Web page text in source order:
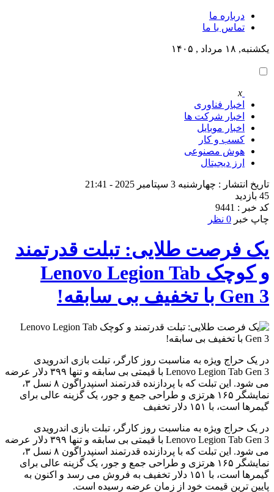
درباره ما
تماس با ما
یکشنبه, ۱۸ مرداد , ۱۴۰۵
x
اخبار فناوری
اخبار شرکت ها
اخبار موبایل
کسب و کار
هوش مصنوعی
ارز دیجیتال
تاریخ انتشار : چهارشنبه 3 سپتامبر 2025 - 21:41
45 بازدید
کد خبر : 9441
چاپ خبر 0 نظر
یک فرصت طلایی: تبلت قدرتمند
و کوچک Lenovo Legion Tab
Gen 3 با تخفیف بی سابقه!
در یک حراج ویژه به مناسبت روز کارگر، تبلت بازی اندرویدی
Lenovo Legion Tab Gen 3 با قیمتی بی سابقه و تنها ۳۹۹ دلار عرضه
می شود. این تبلت که با پردازنده قدرتمند اسنپدراگون ۸ نسل ۳،
نمایشگر ۱۶۵ هرتزی و طراحی جمع و جور، یک گزینه عالی برای
گیمرها است، با ۱۵۱ دلار تخفیف
در یک حراج ویژه به مناسبت روز کارگر، تبلت بازی اندرویدی
Lenovo Legion Tab Gen 3 با قیمتی بی سابقه و تنها ۳۹۹ دلار عرضه
می شود. این تبلت که با پردازنده قدرتمند اسنپدراگون ۸ نسل ۳،
نمایشگر ۱۶۵ هرتزی و طراحی جمع و جور، یک گزینه عالی برای
گیمرها است، با ۱۵۱ دلار تخفیف به فروش می رسد و اکنون به
پایین ترین قیمت خود از زمان عرضه رسیده است.